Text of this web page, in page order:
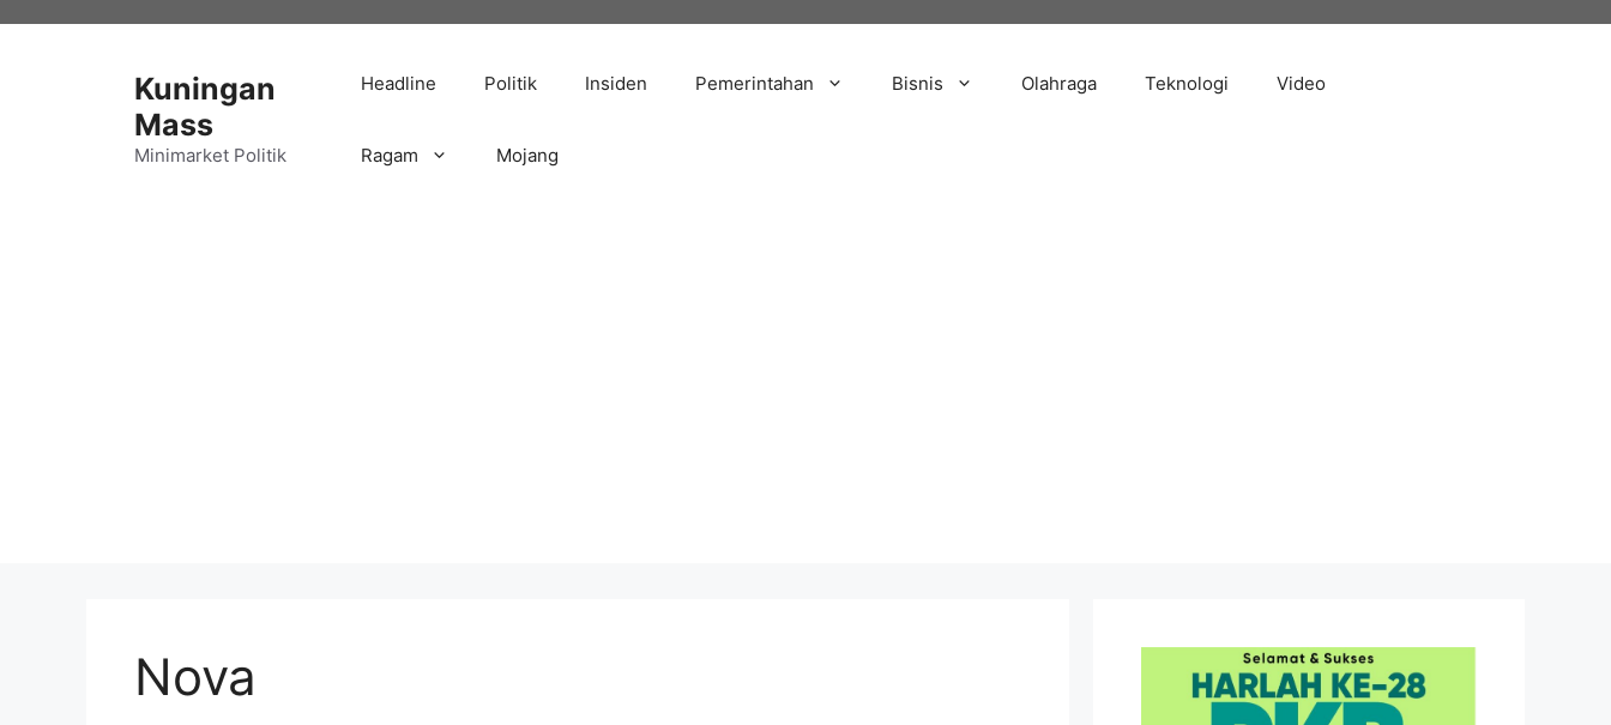
Kuningan
Mass
Minimarket Politik
Headline Politik Insiden Pemerintahan Bisnis Olahraga Teknologi Video
Ragam Mojang
Nova